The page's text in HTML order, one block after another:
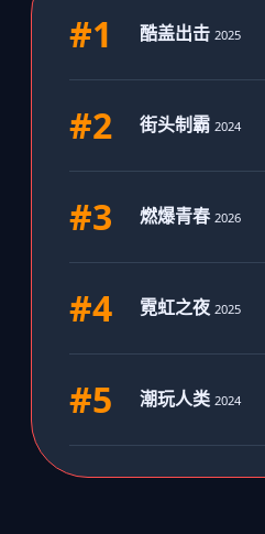
#1 酷盖出击 2025
#2 街头制霸 2024
#3 燃爆青春 2026
#4 霓虹之夜 2025
#5 潮玩人类 2024